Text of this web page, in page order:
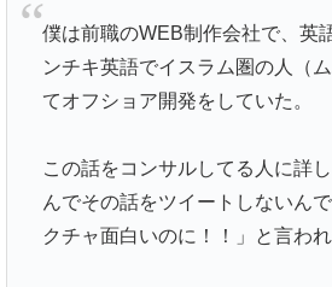
僕は前職のWEB制作会社で、英
ンチキ英語でイスラム圏の人（
てオフショア開発をしていた。
この話をコンサルしてる人に詳
んでその話をツイートしないん
クチャ面白いのに！！」と言われ